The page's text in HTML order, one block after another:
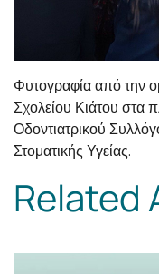
Φυτογραφία από την
Σχολείου Κιάτου στα
Οδοντιατρικού
Στοματικής Υγείας.
Related